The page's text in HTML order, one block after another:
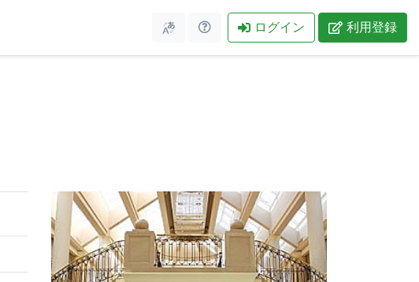
ログイン 利用登録